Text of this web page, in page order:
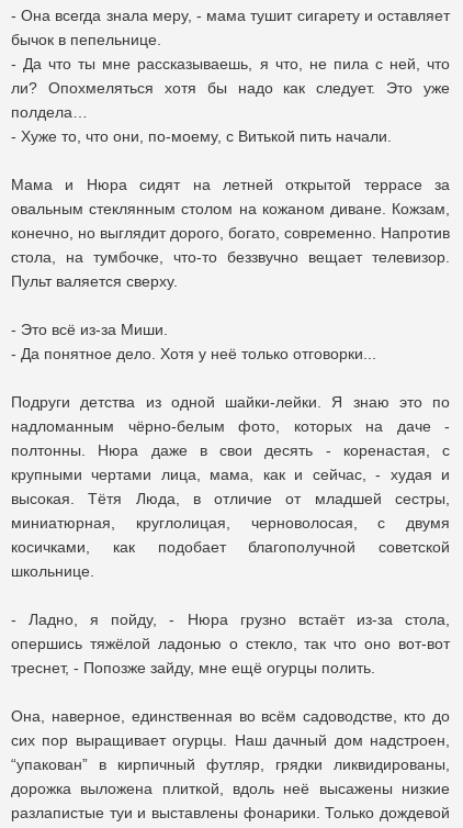
- Она всегда знала меру, - мама тушит сигарету и оставляет
бычок в пепельнице.
- Да что ты мне рассказываешь, я что, не пила с ней, что
ли? Опохмеляться хотя бы надо как следует. Это уже
полдела…
- Хуже то, что они, по-моему, с Витькой пить начали.
Мама и Нюра сидят на летней открытой террасе за
овальным стеклянным столом на кожаном диване. Кожзам,
конечно, но выглядит дорого, богато, современно. Напротив
стола, на тумбочке, что-то беззвучно вещает телевизор.
Пульт валяется сверху.
- Это всё из-за Миши.
- Да понятное дело. Хотя у неё только отговорки...
Подруги детства из одной шайки-лейки. Я знаю это по
надломанным чёрно-белым фото, которых на даче -
полтонны. Нюра даже в свои десять - коренастая, с
крупными чертами лица, мама, как и сейчас, - худая и
высокая. Тётя Люда, в отличие от младшей сестры,
миниатюрная, круглолицая, черноволосая, с двумя
косичками, как подобает благополучной советской
школьнице.
- Ладно, я пойду, - Нюра грузно встаёт из-за стола,
опершись тяжёлой ладонью о стекло, так что оно вот-вот
треснет, - Попозже зайду, мне ещё огурцы полить.
Она, наверное, единственная во всём садоводстве, кто до
сих пор выращивает огурцы. Наш дачный дом надстроен,
“упакован” в кирпичный футляр, грядки ликвидированы,
дорожка выложена плиткой, вдоль неё высажены низкие
разлапистые туи и выставлены фонарики. Только дождевой